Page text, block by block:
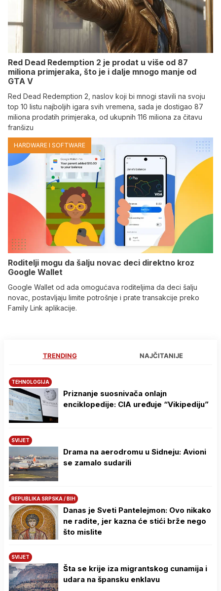
Red Dead Redemption 2 je prodat u više od 87
miliona primjeraka, što je i dalje mnogo manje od
GTA V
Red Dead Redemption 2, naslov koji bi mnogi stavili na svoju
top 10 listu najboljih igara svih vremena, sada je dostigao 87
miliona prodatih primjeraka, od ukupnih 116 miliona za čitavu
franšizu
HARDWARE I SOFTWARE
Roditelji mogu da šalju novac deci direktno kroz
Google Wallet
Google Wallet od ada omogućava roditeljima da deci šalju
novac, postavljaju limite potrošnje i prate transakcije preko
Family Link aplikacije.
TRENDING NAJČITANIJE
TEHNOLOGIJA
Priznanje suosnivača onlajn
enciklopedije: CIA uređuje “Vikipediju”
SVIJET
Drama na aerodromu u Sidneju: Avioni
se zamalo sudarili
REPUBLIKA SRPSKA / BIH
Danas je Sveti Pantelejmon: Ovo nikako
ne radite, jer kazna će stići brže nego
što mislite
SVIJET
Šta se krije iza migrantskog cunamija i
udara na špansku enklavu